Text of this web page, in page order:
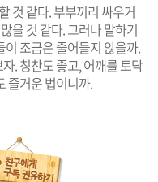
것 같다. 부부끼리 싸우거
을 것 같다. 그러나 말하기
조금은 줄어들지 않을까.
. 칭찬도 좋고, 어깨를 토닥
즐거운 법이니까.